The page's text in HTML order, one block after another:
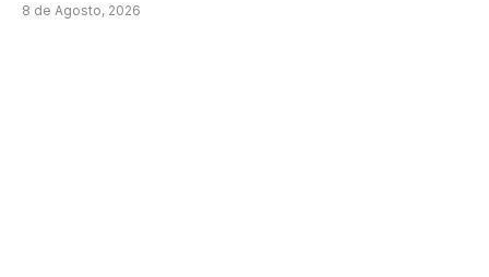
8 de Agosto, 2026